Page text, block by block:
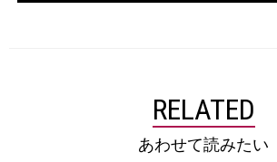
RELATED
あわせて読みたい